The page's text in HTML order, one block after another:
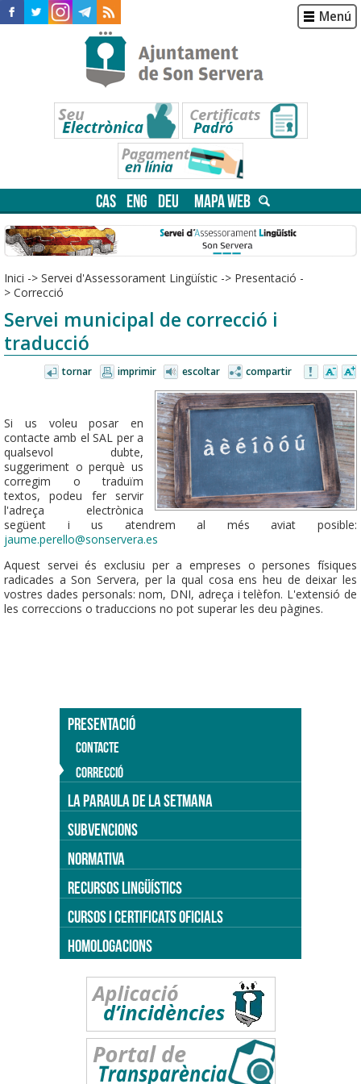
Menú
CAS ENG DEU MAPA WEB
Inici -> Servei d'Assessorament Lingüístic -> Presentació -
> Correcció
Servei municipal de correcció i
traducció
tornar imprimir escoltar compartir
Si us voleu posar en
contacte amb el SAL per a
qualsevol dubte,
suggeriment o perquè us
corregim o traduïm
textos, podeu fer servir
l'adreça electrònica
següent i us atendrem al més aviat posible:
jaume.perello@sonservera.es
Aquest servei és exclusiu per a empreses o persones físiques
radicades a Son Servera, per la qual cosa ens heu de deixar les
vostres dades personals: nom, DNI, adreça i telèfon. L'extensió de
les correccions o traduccions no pot superar les deu pàgines.
PRESENTACIÓ
CONTACTE
CORRECCIÓ
LA PARAULA DE LA SETMANA
SUBVENCIONS
NORMATIVA
RECURSOS LINGÜÍSTICS
CURSOS I CERTIFICATS OFICIALS
HOMOLOGACIONS